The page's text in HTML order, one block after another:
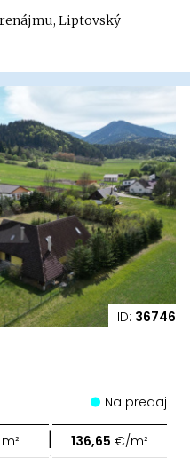
Liptovský
ID: 36746
Na predaj
m² | 136,65 €/m²